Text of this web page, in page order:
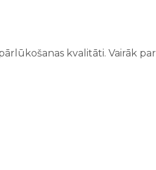
kvalitāti. Vairāk par